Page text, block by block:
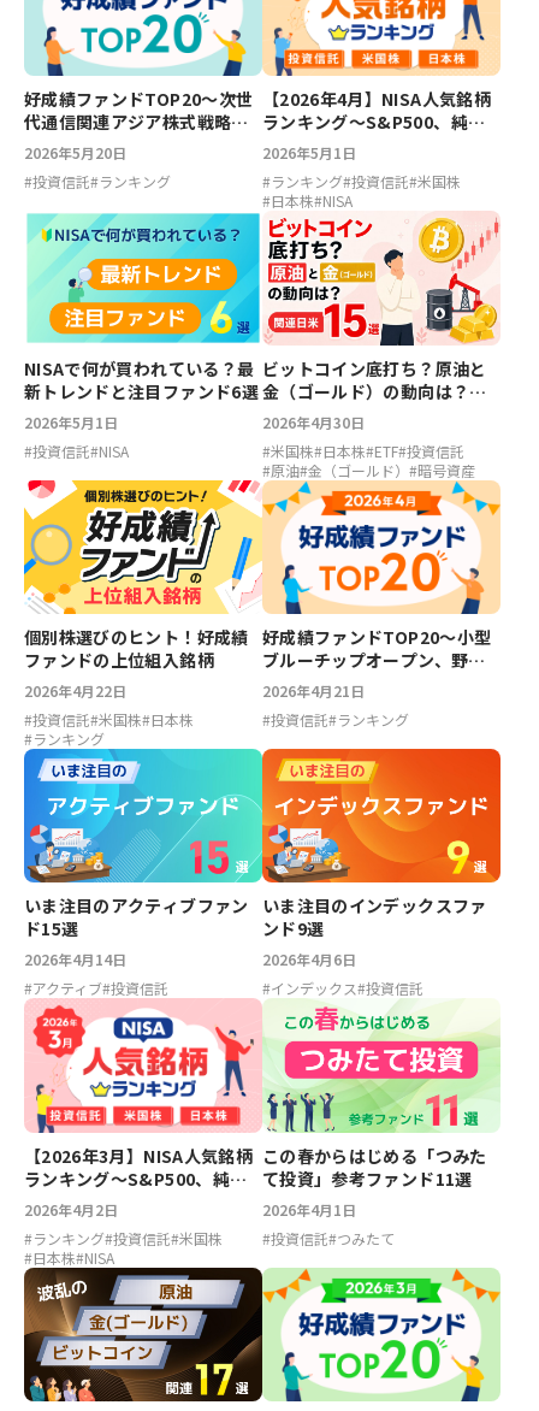
好成績ファンドTOP20～次世
代通信関連アジア株式戦略フ
ァンド、小型ブルーチップオ
ープン【2026年5月】
2026年5月20日
#投資信託#ランキング
【2026年4月】NISA人気銘柄
ランキング～S&P500、純金
ファンド、PayPay、キオクシ
2026年5月1日
#ランキング#投資信託#米国株
#日本株#NISA
NISAで何が買われている？最
新トレンドと注目ファンド6選
2026年5月1日
#投資信託#NISA
ビットコイン底打ち？原油と
金（ゴールド）の動向は？関
連日米15選
2026年4月30日
#米国株#日本株#ETF#投資信託
#原油#金（ゴールド） #暗号資産
個別株選びのヒント！好成績
ファンドの上位組入銘柄
2026年4月22日
#投資信託#米国株#日本株
#ランキング
好成績ファンドTOP20～小型
ブルーチップオープン、野村
国内株式アクティブオープン
【2026年4月】
2026年4月21日
#投資信託#ランキング
いま注目のアクティブファン
ド15選
2026年4月14日
#アクティブ#投資信託
いま注目のインデックスファ
ンド9選
2026年4月6日
#インデックス#投資信託
【2026年3月】NISA人気銘柄
ランキング～S&P500、純金
ファンド、PayPay、JX金属
2026年4月2日
#ランキング#投資信託#米国株
#日本株#NISA
この春からはじめる「つみた
て投資」参考ファンド11選
2026年4月1日
#投資信託#つみたて